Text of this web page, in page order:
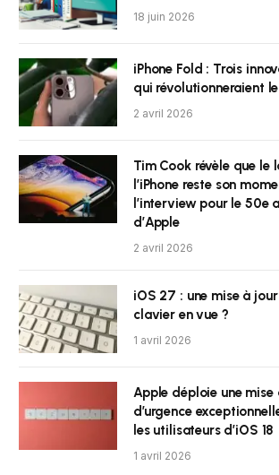
18 juin 2026
iPhone Fold : Trois
qui révolutionneraient
2 avril 2026
Tim Cook révèle que le
l’iPhone reste son
l’interview pour le 50e
d’Apple
2 avril 2026
iOS 27 : une mise à
clavier en vue ?
1 avril 2026
Apple déploie une
d’urgence
les utilisateurs d’iOS 18
1 avril 2026